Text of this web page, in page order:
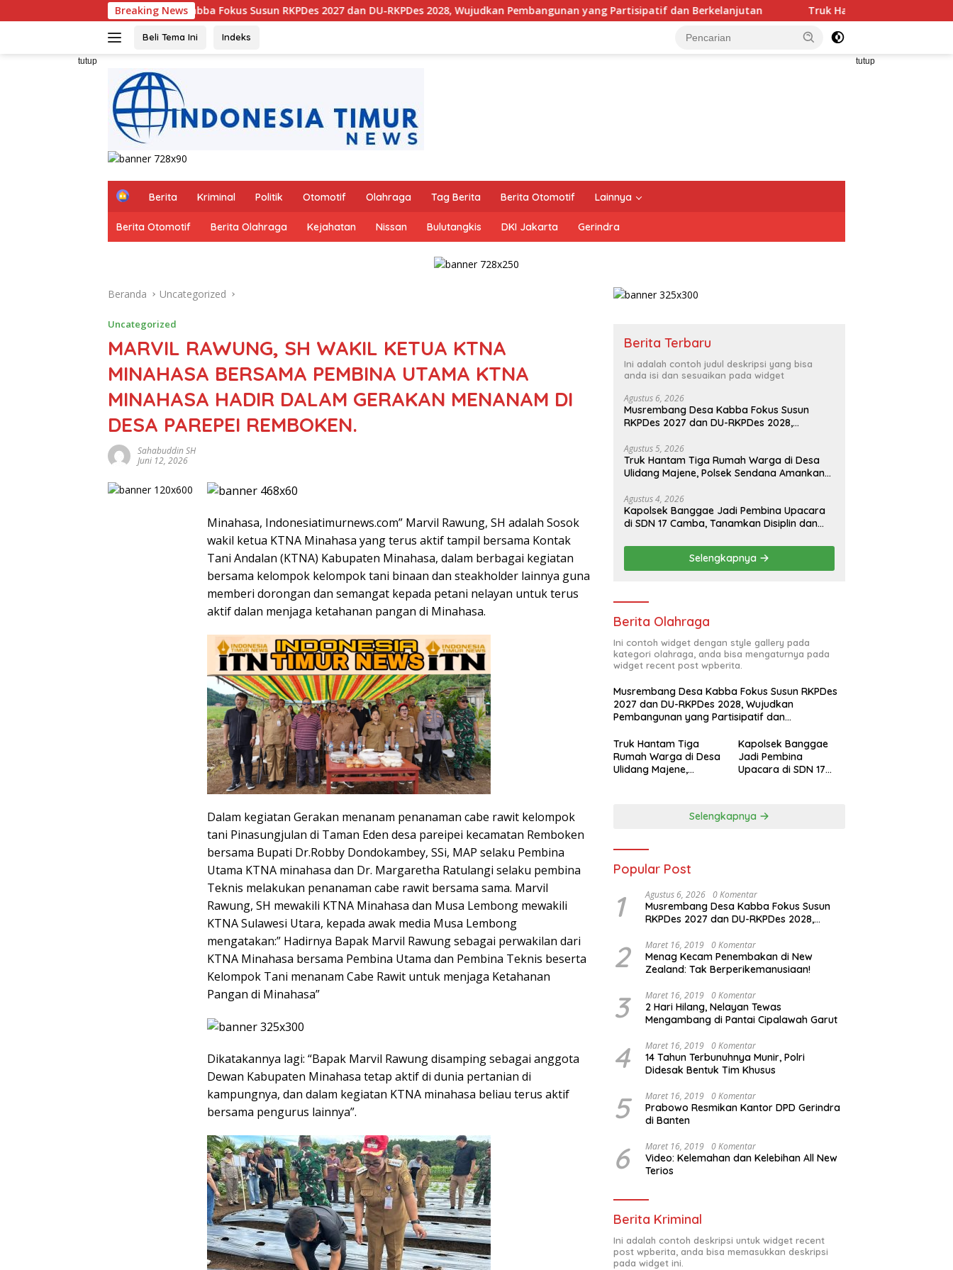
ke
Breaking News
Desa Kabba Fokus Susun RKPDes 2027 dan DU-RKPDes 2028, Wujudkan Pembangunan yang Partisipatif dan Berkelanjutan Truk Hantam Tiga Rumah Warga di Desa
Beli Tema Ini Indeks
tutup tutup
H
m
e
Berita Kriminal Politik Otomotif Olahraga Tag Berita Berita Otomotif Lainnya
Berita Otomotif Berita Olahraga Kejahatan Nissan Bulutangkis DKI Jakarta Gerindra
Beranda Uncategorized
Uncategorized
MARVIL RAWUNG, SH WAKIL KETUA KTNA
MINAHASA BERSAMA PEMBINA UTAMA KTNA
MINAHASA HADIR DALAM GERAKAN MENANAM DI
DESA PAREPEI REMBOKEN.
Sahabuddin SH
Juni 12, 2026
Minahasa, Indonesiatimurnews.com” Marvil Rawung, SH adalah Sosok
wakil ketua KTNA Minahasa yang terus aktif tampil bersama Kontak
Tani Andalan (KTNA) Kabupaten Minahasa, dalam berbagai kegiatan
bersama kelompok kelompok tani binaan dan steakholder lainnya guna
memberi dorongan dan semangat kepada petani nelayan untuk terus
aktif dalan menjaga ketahanan pangan di Minahasa.
Dalam kegiatan Gerakan menanam penanaman cabe rawit kelompok
tani Pinasungjulan di Taman Eden desa pareipei kecamatan Remboken
bersama Bupati Dr.Robby Dondokambey, SSi, MAP selaku Pembina
Utama KTNA minahasa dan Dr. Margaretha Ratulangi selaku pembina
Teknis melakukan penanaman cabe rawit bersama sama. Marvil
Rawung, SH mewakili KTNA Minahasa dan Musa Lembong mewakili
KTNA Sulawesi Utara, kepada awak media Musa Lembong
mengatakan:” Hadirnya Bapak Marvil Rawung sebagai perwakilan dari
KTNA Minahasa bersama Pembina Utama dan Pembina Teknis beserta
Kelompok Tani menanam Cabe Rawit untuk menjaga Ketahanan
Pangan di Minahasa”
Dikatakannya lagi: “Bapak Marvil Rawung disamping sebagai anggota
Dewan Kabupaten Minahasa tetap aktif di dunia pertanian di
kampungnya, dan dalam kegiatan KTNA minahasa beliau terus aktif
bersama pengurus lainnya”.
Berita Terbaru
Ini adalah contoh judul deskripsi yang bisa
anda isi dan sesuaikan pada widget
Agustus 6, 2026
Musrembang Desa Kabba Fokus Susun
RKPDes 2027 dan DU-RKPDes 2028,
dan Berkelanjutan
Agustus 5, 2026
Truk Hantam Tiga Rumah Warga di Desa
Ulidang Majene, Polsek Sendana Amankan
Agustus 4, 2026
Kapolsek Banggae Jadi Pembina Upacara
di SDN 17 Camba, Tanamkan Disiplin dan
Selengkapnya
Berita Olahraga
Ini contoh widget dengan style gallery pada
kategori olahraga, anda bisa mengaturnya pada
widget recent post wpberita.
Musrembang Desa Kabba Fokus Susun RKPDes
2027 dan DU-RKPDes 2028, Wujudkan
Pembangunan yang Partisipatif dan
Truk Hantam Tiga
Rumah Warga di Desa
Ulidang Majene,
Kapolsek Banggae
Jadi Pembina
Upacara di SDN 17
Sejak Dini
Selengkapnya
Popular Post
1 Agustus 6, 2026 0 Komentar
Musrembang Desa Kabba Fokus Susun
RKPDes 2027 dan DU-RKPDes 2028,
Partisipatif dan Berkelanjutan
2 Maret 16, 2019 0 Komentar
Menag Kecam Penembakan di New
Zealand: Tak Berperikemanusiaan!
3 Maret 16, 2019 0 Komentar
2 Hari Hilang, Nelayan Tewas
Mengambang di Pantai Cipalawah Garut
4 Maret 16, 2019 0 Komentar
14 Tahun Terbunuhnya Munir, Polri
Didesak Bentuk Tim Khusus
5 Maret 16, 2019 0 Komentar
Prabowo Resmikan Kantor DPD Gerindra
di Banten
6 Maret 16, 2019 0 Komentar
Video: Kelemahan dan Kelebihan All New
Terios
Berita Kriminal
Ini adalah contoh deskripsi untuk widget recent
post wpberita, anda bisa memasukkan deskripsi
pada widget ini.